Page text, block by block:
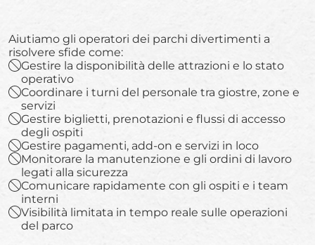
Aiutiamo gli operatori dei parchi divertimenti a
risolvere sfide come:
Gestire la disponibilità delle attrazioni e lo stato
operativo
Coordinare i turni del personale tra giostre, zone e
servizi
Gestire biglietti, prenotazioni e flussi di accesso
degli ospiti
Gestire pagamenti, add-on e servizi in loco
Monitorare la manutenzione e gli ordini di lavoro
legati alla sicurezza
Comunicare rapidamente con gli ospiti e i team
interni
Visibilità limitata in tempo reale sulle operazioni
del parco